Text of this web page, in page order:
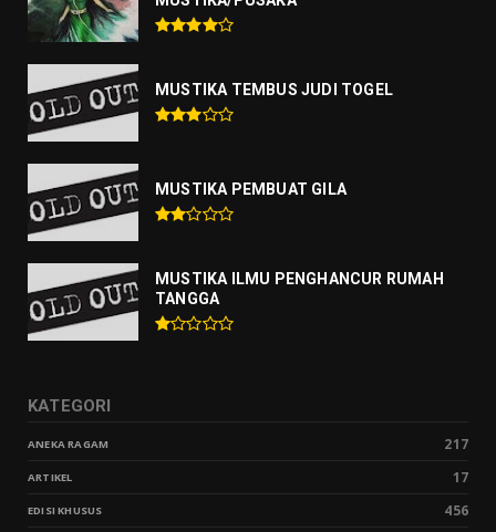
MUSTIKA TEMBUS JUDI TOGEL
MUSTIKA PEMBUAT GILA
MUSTIKA ILMU PENGHANCUR RUMAH
TANGGA
KATEGORI
ANEKA RAGAM 217
ARTIKEL 17
EDISI KHUSUS 456